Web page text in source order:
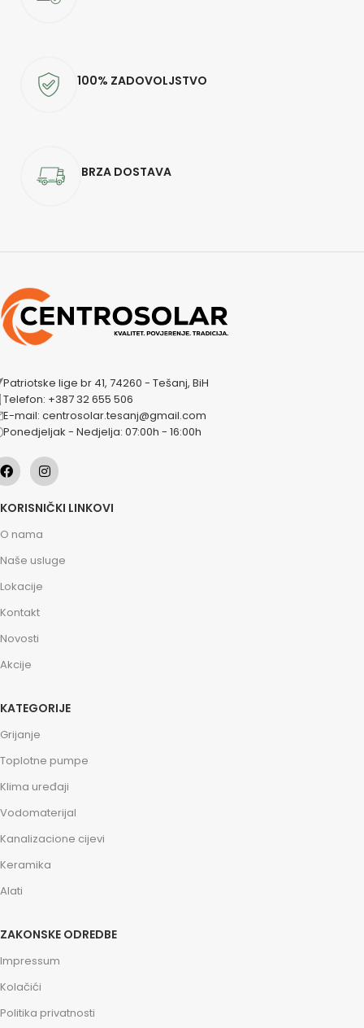
100% ZADOVOLJSTVO
BRZA DOSTAVA
Patriotske lige br 41, 74260 - Tešanj, BiH
Telefon: +387 32 655 506
E-mail: centrosolar.tesanj@gmail.com
Ponedjeljak - Nedjelja: 07:00h - 16:00h
KORISNIČKI LINKOVI
O nama
Naše usluge
Lokacije
Kontakt
Novosti
Akcije
KATEGORIJE
Grijanje
Toplotne pumpe
Klima uređaji
Vodomaterijal
Kanalizacione cijevi
Keramika
Alati
ZAKONSKE ODREDBE
Impressum
Kolačići
Politika privatnosti